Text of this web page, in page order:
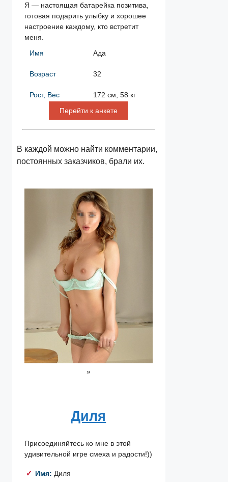
Я — настоящая батарейка позитива,
готовая подарить улыбку и хорошее
настроение каждому, кто встретит
меня.
Имя
Ада
Возраст 32
Рост, Вес
172 см, 58 кг
Перейти к анкете
В каждой можно найти комментарии,
постоянных заказчиков, брали их.
»
Диля
Присоединяйтесь ко мне в этой
удивительной игре смеха и радости!))
Имя: Диля